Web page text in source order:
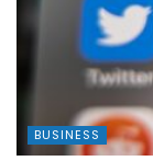
BUSINESS